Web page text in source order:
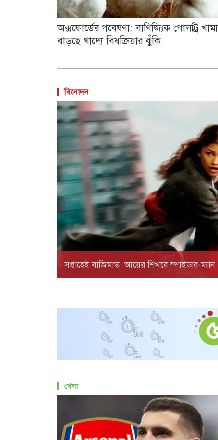
অক্সফোর্ডের গবেষণা: বাণিজ্যিক পোলট্রি
বাড়ছে খাদ্যে বিষক্রিয়ার ঝুঁকি
বিনোদন
সপ্তাহেই বাজিমাত, আয়ের শিখরে স্পাইডার-ম্যান
খেলা